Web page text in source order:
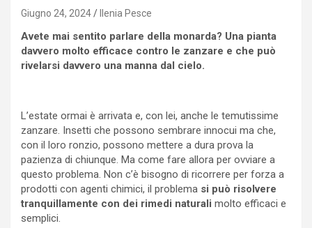
Giugno 24, 2024 Ilenia Pesce
Avete mai sentito parlare della monarda? Una pianta
davvero molto efficace contro le zanzare e che può
rivelarsi davvero una manna dal cielo.
L’estate ormai è arrivata e, con lei, anche le temutissime
zanzare. Insetti che possono sembrare innocui ma che,
con il loro ronzio, possono mettere a dura prova la
pazienza di chiunque. Ma come fare allora per ovviare a
questo problema. Non c’è bisogno di ricorrere per forza a
prodotti con agenti chimici, il problema si può risolvere
tranquillamente con dei rimedi naturali molto efficaci e
semplici.